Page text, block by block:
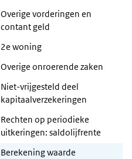
Overige vorderingen en
contant geld
2e woning
Overige onroerende zaken
Niet-vrijgesteld deel
kapitaalverzekeringen
Rechten op periodieke
uitkeringen: saldolijfrente
Berekening waarde